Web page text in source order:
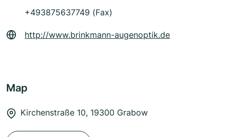
+493875637749 (Fax)
http://www.brinkmann-augenoptik.de
Map
Kirchenstraße 10, 19300 Grabow